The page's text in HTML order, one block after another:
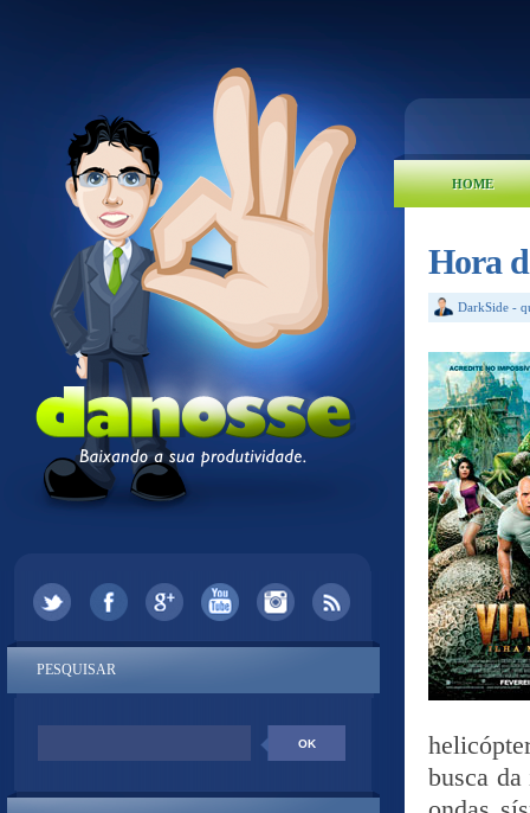
HOME
Hora
DarkSide -
busca da
PESQUISAR